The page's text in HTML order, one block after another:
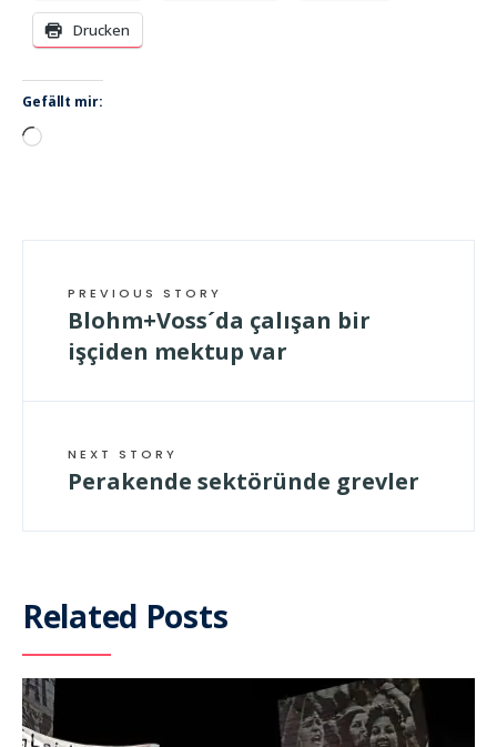
Drucken
Gefällt mir:
Wird
PREVIOUS STORY
Blohm+Voss´da çalışan bir
işçiden mektup var
NEXT STORY
Perakende sektöründe grevler
Related Posts